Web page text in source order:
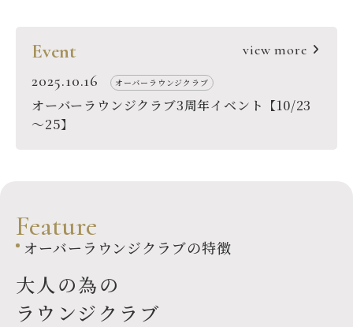
Event
2025.10.16 オーバーラウンジクラブ
オーバーラウンジクラブ3周年イベント【10/23
～25】
view more
Feature
オーバーラウンジクラブの特徴
大人の為の
ラウンジクラブ